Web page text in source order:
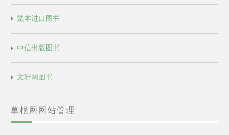
繁本进口图书
中信出版图书
文轩网图书
草根网网站管理